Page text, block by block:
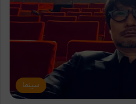
سینما